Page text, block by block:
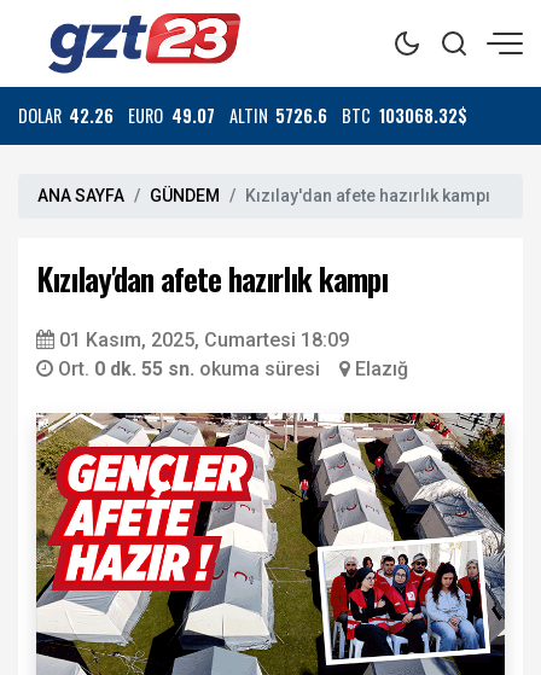
DOLAR 42.26 EURO 49.07 ALTIN 5726.6 BTC 103068.32$
ANA SAYFA GÜNDEM Kızılay'dan afete hazırlık kampı
Kızılay'dan afete hazırlık kampı
01 Kasım, 2025, Cumartesi 18:09
Ort. 0 dk. 55 sn. okuma süresi Elazığ